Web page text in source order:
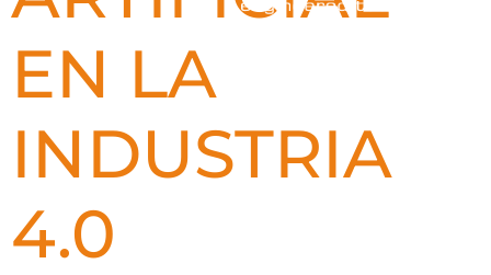
EN LA
INDUSTRIA
4.0